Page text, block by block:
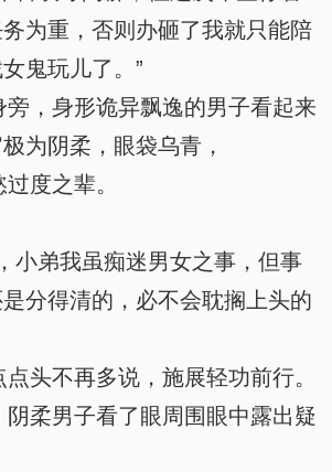
为重，否则办砸了我就只能陪
鬼玩儿了。”
，身形诡异飘逸的男子看起来
为阴柔，眼袋乌青，
度之辈。
小弟我虽痴迷男女之事，但事
分得清的，必不会耽搁上头的
头不再多说，施展轻功前行。
柔男子看了眼周围眼中露出疑